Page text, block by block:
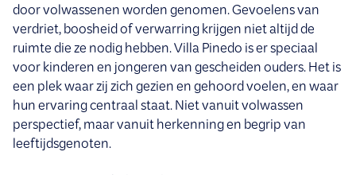
door volwassenen worden genomen. Gevoelens van
verdriet, boosheid of verwarring krijgen niet altijd de
ruimte die ze nodig hebben. Villa Pinedo is er speciaal
voor kinderen en jongeren van gescheiden ouders. Het is
een plek waar zij zich gezien en gehoord voelen, en waar
hun ervaring centraal staat. Niet vanuit volwassen
perspectief, maar vanuit herkenning en begrip van
leeftijdsgenoten.